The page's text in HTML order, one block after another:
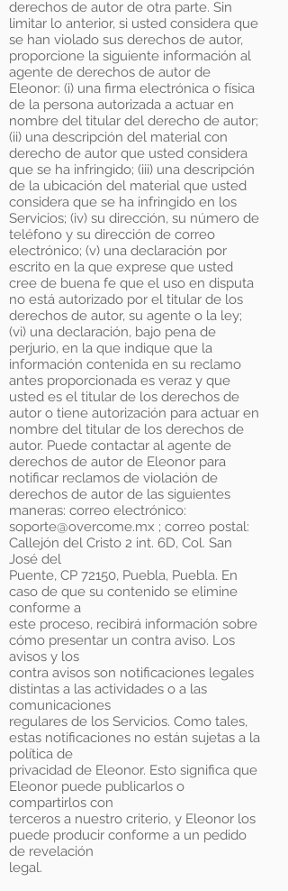
derechos de autor de otra parte. Sin
limitar lo anterior, si usted considera que
se han violado sus derechos de autor,
proporcione la siguiente información al
agente de derechos de autor de
Eleonor: (i) una firma electrónica o física
de la persona autorizada a actuar en
nombre del titular del derecho de autor;
(ii) una descripción del material con
derecho de autor que usted considera
que se ha infringido; (iii) una descripción
de la ubicación del material que usted
considera que se ha infringido en los
Servicios; (iv) su dirección, su número de
teléfono y su dirección de correo
electrónico; (v) una declaración por
escrito en la que exprese que usted
cree de buena fe que el uso en disputa
no está autorizado por el titular de los
derechos de autor, su agente o la ley;
(vi) una declaración, bajo pena de
perjurio, en la que indique que la
información contenida en su reclamo
antes proporcionada es veraz y que
usted es el titular de los derechos de
autor o tiene autorización para actuar en
nombre del titular de los derechos de
autor. Puede contactar al agente de
derechos de autor de Eleonor para
notificar reclamos de violación de
derechos de autor de las siguientes
maneras: correo electrónico:
soporte@overcome.mx ; correo postal:
Callejón del Cristo 2 int. 6D, Col. San
José del
Puente, CP 72150, Puebla, Puebla. En
caso de que su contenido se elimine
conforme a
este proceso, recibirá información sobre
cómo presentar un contra aviso. Los
avisos y los
contra avisos son notificaciones legales
distintas a las actividades o a las
comunicaciones
regulares de los Servicios. Como tales,
estas notificaciones no están sujetas a la
política de
privacidad de Eleonor. Esto significa que
Eleonor puede publicarlos o
compartirlos con
terceros a nuestro criterio, y Eleonor los
puede producir conforme a un pedido
de revelación
legal.